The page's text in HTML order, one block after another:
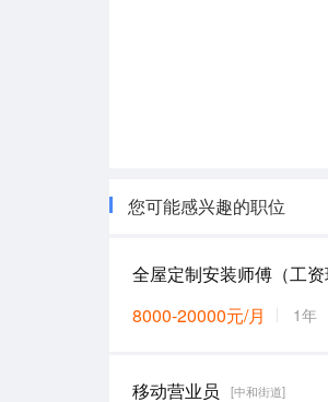
您可能感兴趣的职位
全屋定制安装师傅（工资
8000-20000元/月 1年
移动营业员 [中和街道]